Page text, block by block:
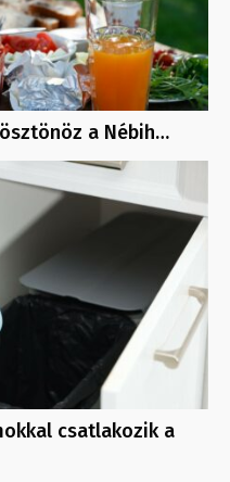
a Nébih…
csatlakozik a